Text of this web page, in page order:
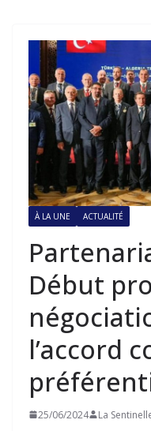
À LA UNE ACTUALITÉ
Début
l’accord
25/06/2024 La